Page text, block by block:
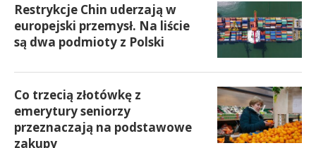
Restrykcje Chin uderzają w
europejski przemysł. Na liście
są dwa podmioty z Polski
Co trzecią złotówkę z
emerytury seniorzy
przeznaczają na podstawowe
zakupy